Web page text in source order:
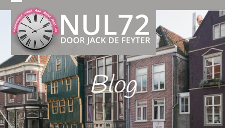
Open
mobile
menu
Close
mobile
menu
Blog